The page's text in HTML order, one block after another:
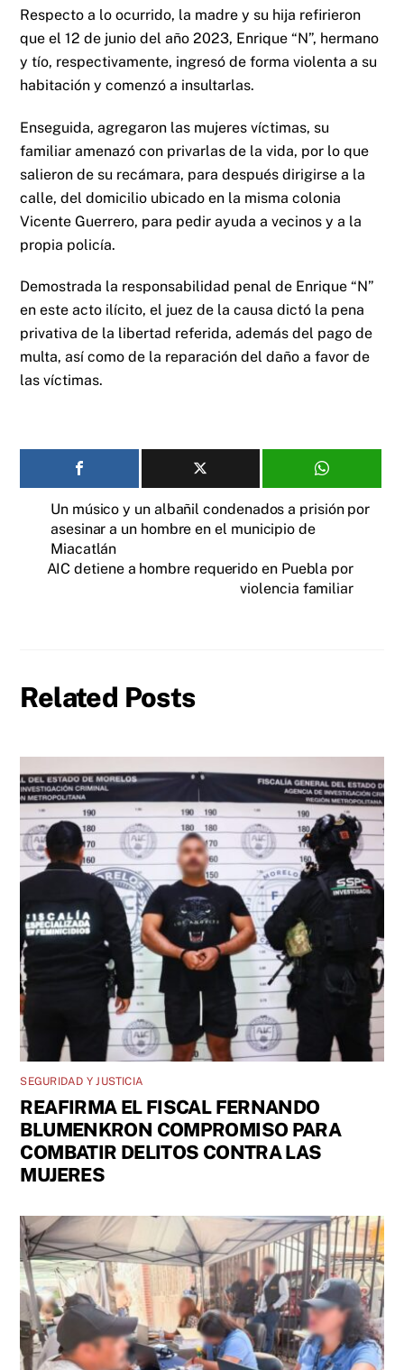
Respecto a lo ocurrido, la madre y su hija refirieron
que el 12 de junio del año 2023, Enrique “N”, hermano
y tío, respectivamente, ingresó de forma violenta a su
habitación y comenzó a insultarlas.
Enseguida, agregaron las mujeres víctimas, su
familiar amenazó con privarlas de la vida, por lo que
salieron de su recámara, para después dirigirse a la
calle, del domicilio ubicado en la misma colonia
Vicente Guerrero, para pedir ayuda a vecinos y a la
propia policía.
Demostrada la responsabilidad penal de Enrique “N”
en este acto ilícito, el juez de la causa dictó la pena
privativa de la libertad referida, además del pago de
multa, así como de la reparación del daño a favor de
las víctimas.
Un músico y un albañil condenados a prisión por
asesinar a un hombre en el municipio de
Miacatlán
AIC detiene a hombre requerido en Puebla por
violencia familiar
Related Posts
SEGURIDAD Y JUSTICIA
REAFIRMA EL FISCAL FERNANDO
BLUMENKRON COMPROMISO PARA
COMBATIR DELITOS CONTRA LAS
MUJERES